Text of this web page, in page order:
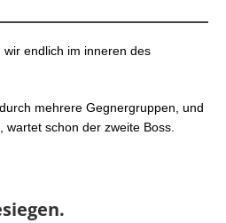
endlich im inneren des
mehrere Gegnergruppen, und
wartet schon der zweite Boss.